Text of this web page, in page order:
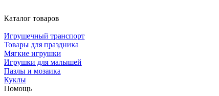
Каталог товаров
Игрушечный транспорт
Товары для праздника
Мягкие игрушки
Игрушки для малышей
Пазлы и мозаика
Куклы
Помощь